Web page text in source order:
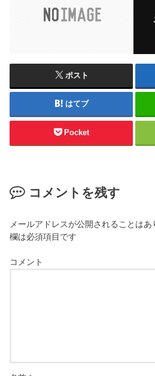
ポスト
はてブ
Pocket
コメントを残す
メールアドレスが公開されることはあ
欄は必須項目です
コメント